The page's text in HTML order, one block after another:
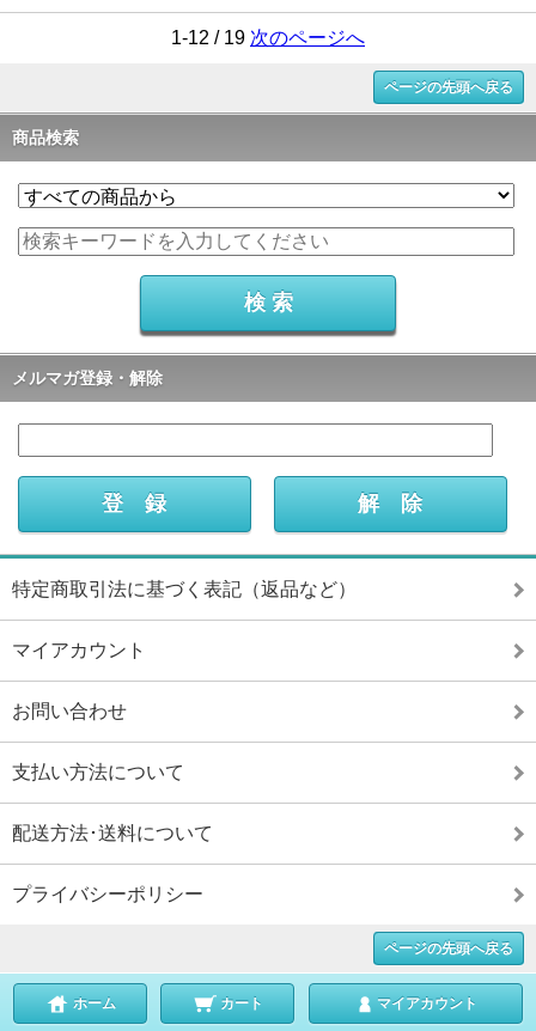
1-12 / 19 次のページへ
ページの先頭へ戻る
商品検索
メルマガ登録・解除
特定商取引法に基づく表記（返品など）
マイアカウント
お問い合わせ
支払い方法について
配送方法･送料について
プライバシーポリシー
ページの先頭へ戻る
ホーム カート マイアカウント